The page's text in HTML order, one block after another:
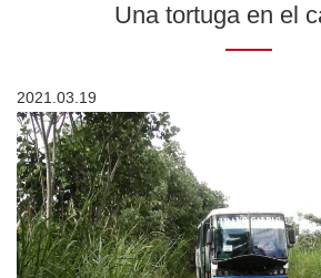
Una tortuga en el
2021.03.19